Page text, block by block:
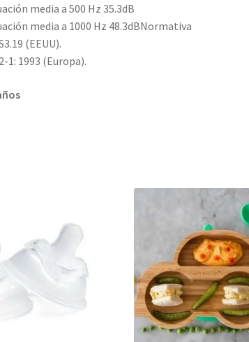
media a 500 Hz 35.3dB
media a 1000 Hz 48.3dBNormativa
(EEUU).
1: 1993 (Europa).